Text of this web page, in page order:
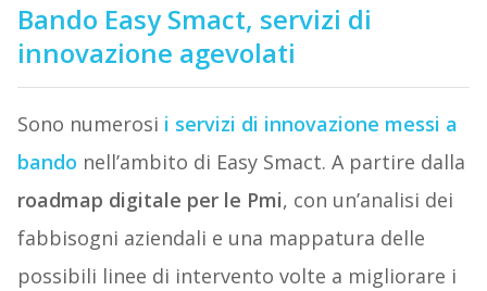
Bando Easy Smact, servizi di
innovazione agevolati
Sono numerosi i servizi di innovazione messi a
bando nell’ambito di Easy Smact. A partire dalla
roadmap digitale per le Pmi, con un’analisi dei
fabbisogni aziendali e una mappatura delle
possibili linee di intervento volte a migliorare i